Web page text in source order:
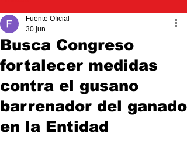
Busca Congreso
fortalecer medidas
contra el gusano
barrenador del ganado
en la Entidad
Fuente Oficial
30 jun